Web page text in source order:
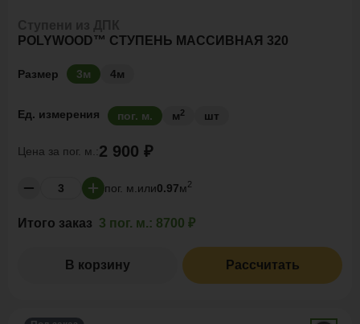
POLYWOOD™ СТУПЕНЬ МАССИВНАЯ 320
Размер 3м 4м
Ед. измерения пог. м. м2 шт
Цена за пог. м.:2 900 ₽
пог. м. или0.97м2
Итого заказ 3 пог. м.: 8700 ₽
В корзину Рассчитать